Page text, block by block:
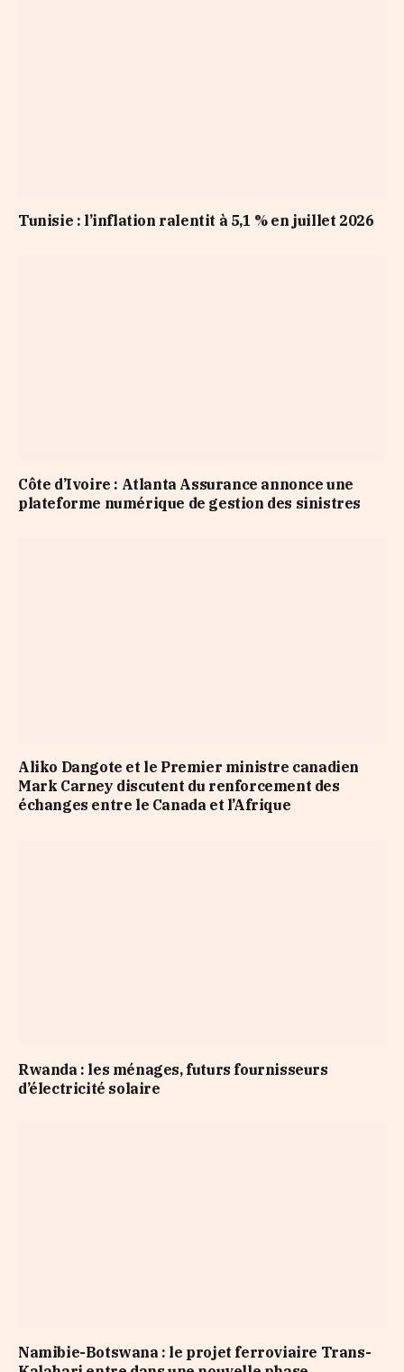
Tunisie : l’inflation ralentit à 5,1 % en juillet 2026
Côte d’Ivoire : Atlanta Assurance annonce une
plateforme numérique de gestion des sinistres
Aliko Dangote et le Premier ministre canadien
Mark Carney discutent du renforcement des
échanges entre le Canada et l’Afrique
Rwanda : les ménages, futurs fournisseurs
d’électricité solaire
Namibie-Botswana : le projet ferroviaire Trans-